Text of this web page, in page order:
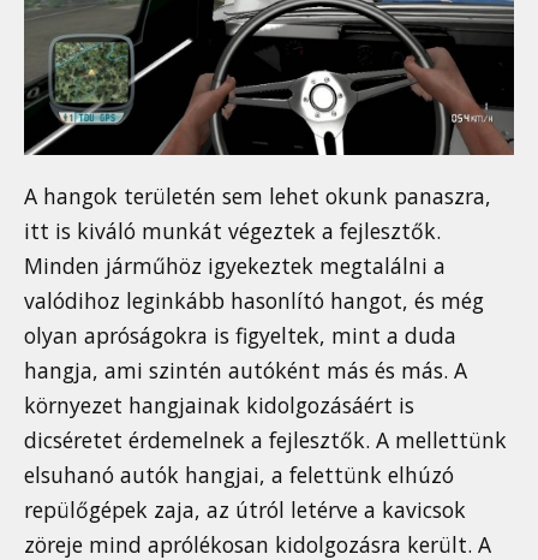
A hangok területén sem lehet okunk panaszra,
itt is kiváló munkát végeztek a fejlesztők.
Minden járműhöz igyekeztek megtalálni a
valódihoz leginkább hasonlító hangot, és még
olyan apróságokra is figyeltek, mint a duda
hangja, ami szintén autóként más és más. A
környezet hangjainak kidolgozásáért is
dicséretet érdemelnek a fejlesztők. A mellettünk
elsuhanó autók hangjai, a felettünk elhúzó
repülőgépek zaja, az útról letérve a kavicsok
zöreje mind aprólékosan kidolgozásra került. A